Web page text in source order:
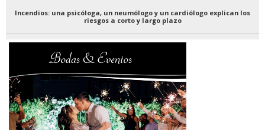
Incendios: una psicóloga, un neumólogo y un cardiólogo explican los
riesgos a corto y largo plazo